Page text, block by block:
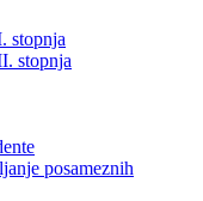
stopnja
stopnja
posameznih